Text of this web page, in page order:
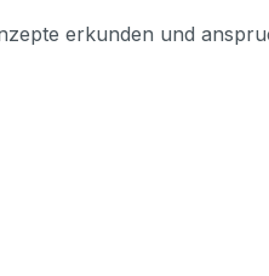
erkunden und